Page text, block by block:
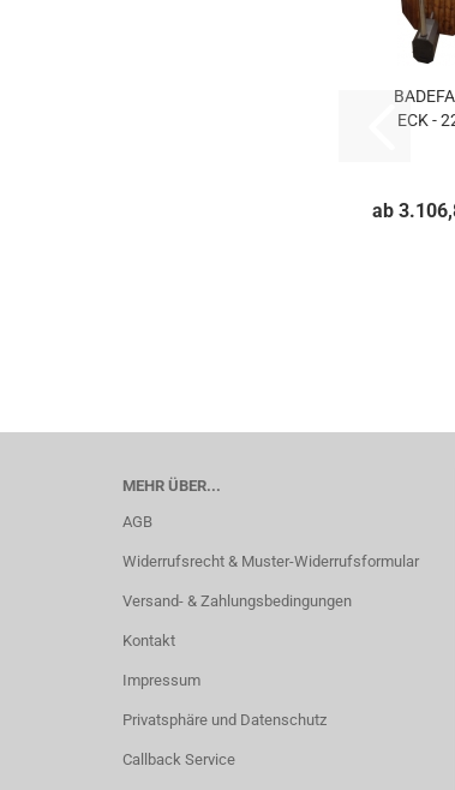
ECK -
ab
MEHR ÜBER...
AGB
Widerrufsrecht & Muster-Widerrufsformular
Versand- & Zahlungsbedingungen
Kontakt
Impressum
Privatsphäre und Datenschutz
Callback Service